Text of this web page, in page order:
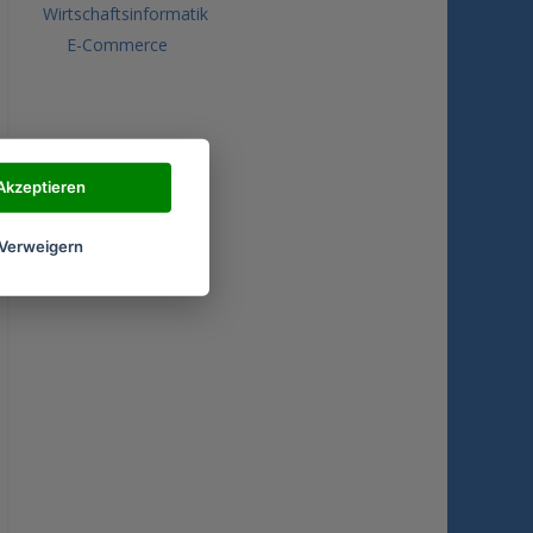
Wirtschaftsinformatik
E-Commerce